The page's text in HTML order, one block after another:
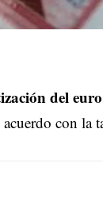
del euro
con la